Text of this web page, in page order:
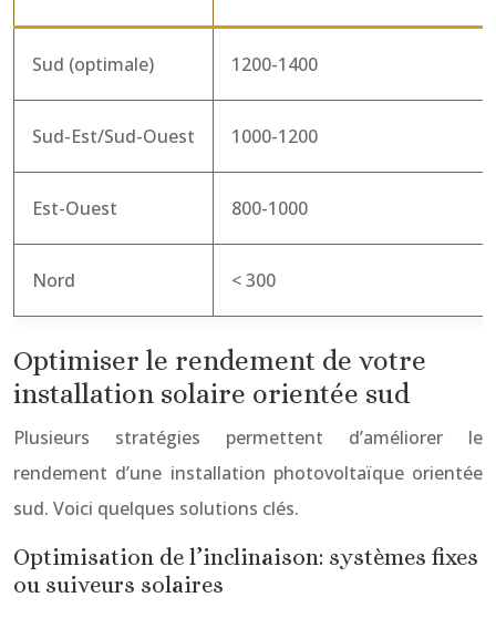
Sud (optimale) 1200-1400
Sud-Est/Sud-Ouest 1000-1200
Est-Ouest 800-1000
Nord < 300
Optimiser le rendement de votre
installation solaire orientée sud
Plusieurs stratégies permettent d’améliorer le
rendement d’une installation photovoltaïque orientée
sud. Voici quelques solutions clés.
Optimisation de l’inclinaison: systèmes fixes
ou suiveurs solaires